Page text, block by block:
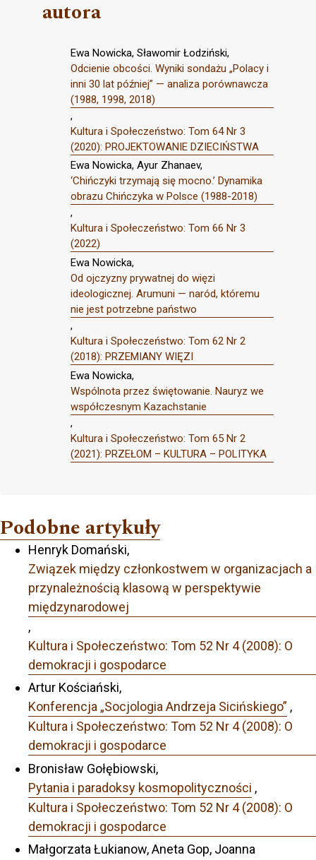
autora
Ewa Nowicka, Sławomir Łodziński,
Odcienie obcości. Wyniki sondażu „Polacy i
inni 30 lat później” — analiza porównawcza
(1988, 1998, 2018)
,
Kultura i Społeczeństwo: Tom 64 Nr 3
(2020): PROJEKTOWANIE DZIECIŃSTWA
Ewa Nowicka, Ayur Zhanaev,
‘Chińczyki trzymają się mocno.’ Dynamika
obrazu Chińczyka w Polsce (1988-2018)
,
Kultura i Społeczeństwo: Tom 66 Nr 3
(2022)
Ewa Nowicka,
Od ojczyzny prywatnej do więzi
ideologicznej. Arumuni — naród, któremu
nie jest potrzebne państwo
,
Kultura i Społeczeństwo: Tom 62 Nr 2
(2018): PRZEMIANY WIĘZI
Ewa Nowicka,
Wspólnota przez świętowanie. Nauryz we
współczesnym Kazachstanie
,
Kultura i Społeczeństwo: Tom 65 Nr 2
(2021): PRZEŁOM – KULTURA – POLITYKA
Podobne artykuły
Henryk Domański,
Związek między członkostwem w organizacjach a
przynależnością klasową w perspektywie
międzynarodowej
,
Kultura i Społeczeństwo: Tom 52 Nr 4 (2008): O
demokracji i gospodarce
Artur Kościański,
Konferencja „Socjologia Andrzeja Sicińskiego” ,
Kultura i Społeczeństwo: Tom 52 Nr 4 (2008): O
demokracji i gospodarce
Bronisław Gołębiowski,
Pytania i paradoksy kosmopolityczności ,
Kultura i Społeczeństwo: Tom 52 Nr 4 (2008): O
demokracji i gospodarce
Małgorzata Łukianow, Aneta Gop, Joanna